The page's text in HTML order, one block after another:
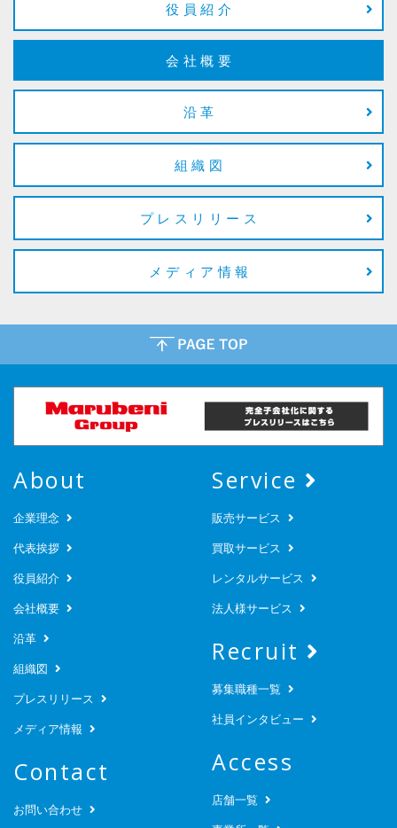
役員紹介
会社概要
沿革
組織図
プレスリリース
メディア情報
About
企業理念
代表挨拶
役員紹介
会社概要
沿革
組織図
プレスリリース
メディア情報
Contact
お問い合わせ
Service
販売サービス
買取サービス
レンタルサービス
法人様サービス
Recruit
募集職種一覧
社員インタビュー
Access
店舗一覧